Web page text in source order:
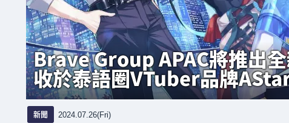
Brave Group APAC將推出
收於泰語圈VTuber品牌
新聞 2024.07.26(Fri)